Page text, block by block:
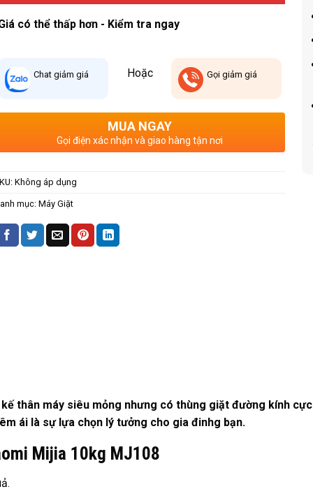
có thể thấp hơn - Kiểm tra ngay
Chatgiảm giá Hoặc Gọigiảm giá
MUA NGAY
Gọi điện xác nhận và giao hàng tận nơi
Không áp dụng
mục:Máy Giặt
thân máy siêu mỏng nhưng có thùng giặt đường kính
ái là sự lựa chọn lý tưởng cho gia đinhg bạn.
Mijia 10kg MJ108